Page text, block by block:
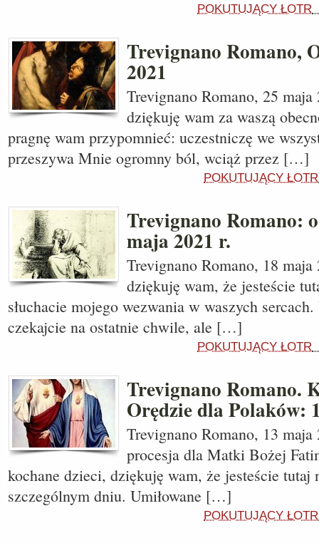
POKUTUJĄCY ŁOTR
Trevignano Romano,
2021
Trevignano Romano, 25
dziękuję wam za waszą
pragnę wam przypomnieć: uczestniczę we
przeszywa Mnie ogromny ból, wciąż przez […]
POKUTUJĄCY ŁOTR
Trevignano Romano:
maja 2021 r.
Trevignano Romano, 18
dziękuję wam, że jesteście
słuchacie mojego wezwania w waszych
czekajcie na ostatnie chwile, ale […]
POKUTUJĄCY ŁOTR
Trevignano Romano.
Orędzie dla Polaków:
Trevignano Romano, 13
procesja dla Matki Bożej
kochane dzieci, dziękuję wam, że jesteście
szczególnym dniu. Umiłowane […]
POKUTUJĄCY ŁOTR